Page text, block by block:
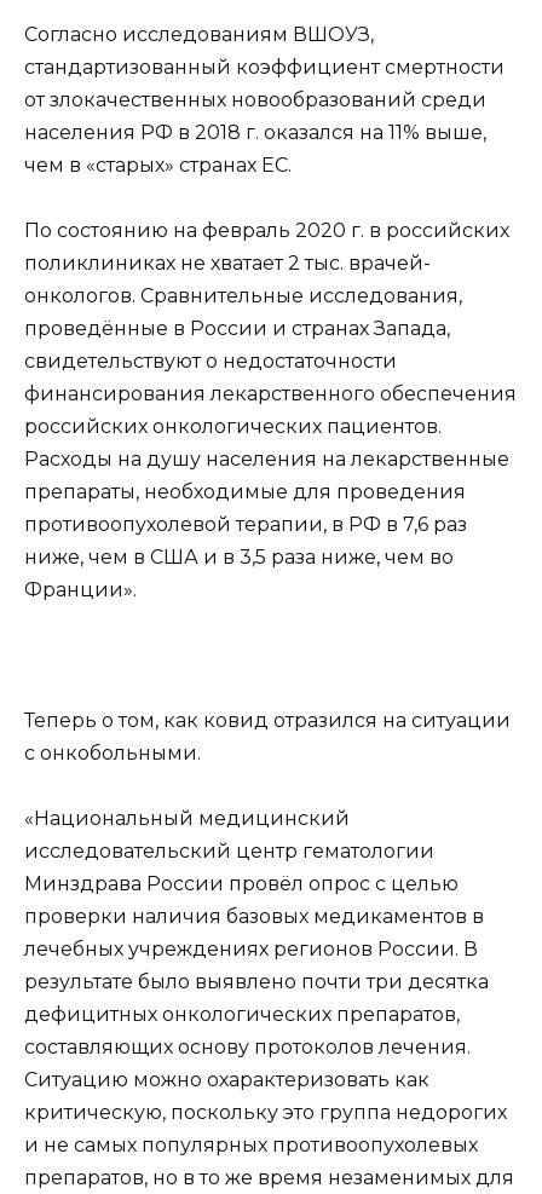
Согласно исследованиям ВШОУЗ,
стандартизованный коэффициент смертности
от злокачественных новообразований среди
населения РФ в 2018 г. оказался на 11% выше,
чем в «старых» странах ЕС.
По состоянию на февраль 2020 г. в российских
поликлиниках не хватает 2 тыс. врачей-
онкологов. Сравнительные исследования,
проведённые в России и странах Запада,
свидетельствуют о недостаточности
финансирования лекарственного обеспечения
российских онкологических пациентов.
Расходы на душу населения на лекарственные
препараты, необходимые для проведения
противоопухолевой терапии, в РФ в 7,6 раз
ниже, чем в США и в 3,5 раза ниже, чем во
Франции».
Теперь о том, как ковид отразился на ситуации
с онкобольными.
«Национальный медицинский
исследовательский центр гематологии
Минздрава России провёл опрос с целью
проверки наличия базовых медикаментов в
лечебных учреждениях регионов России. В
результате было выявлено почти три десятка
дефицитных онкологических препаратов,
составляющих основу протоколов лечения.
Ситуацию можно охарактеризовать как
критическую, поскольку это группа недорогих
и не самых популярных противоопухолевых
препаратов, но в то же время незаменимых для